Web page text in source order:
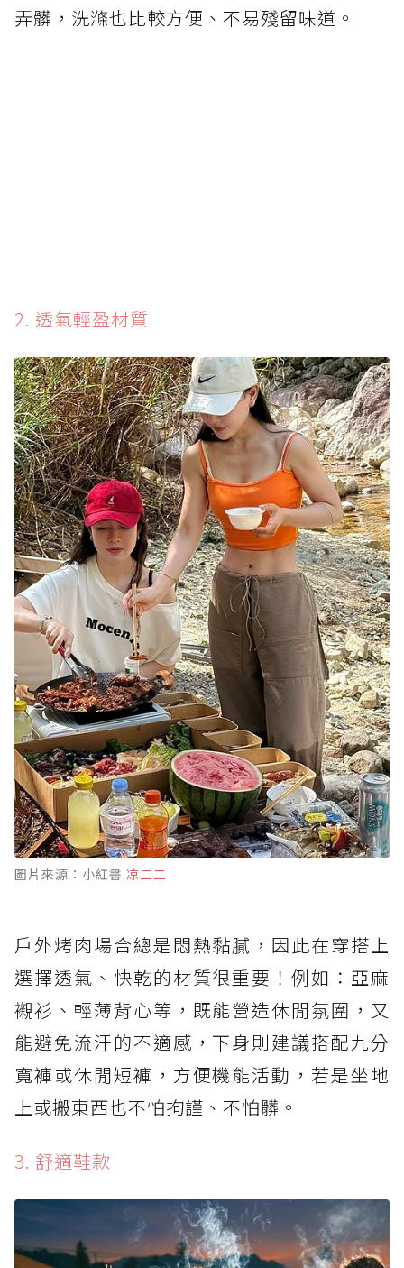
弄髒，洗滌也比較方便、不易殘留味道。
2. 透氣輕盈材質
圖片來源：小紅書 凉二二
戶外烤肉場合總是悶熱黏膩，因此在穿搭上
選擇透氣、快乾的材質很重要！例如：亞麻
襯衫、輕薄背心等，既能營造休閒氛圍，又
能避免流汗的不適感，下身則建議搭配九分
寬褲或休閒短褲，方便機能活動，若是坐地
上或搬東西也不怕拘謹、不怕髒。
3. 舒適鞋款